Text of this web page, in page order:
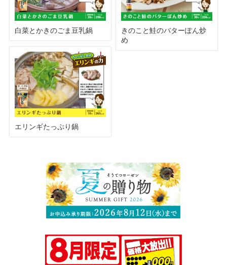
白菜とかきのごま豆乳鍋
きのこと鮭のバターぽん炒
め
エリンギたっぷり鍋